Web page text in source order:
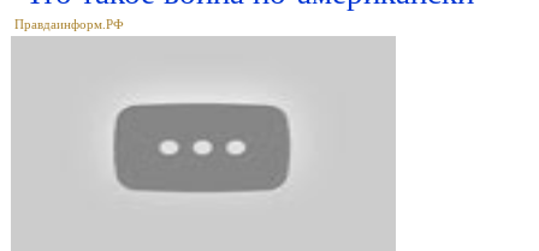
Правдаинформ.РФ